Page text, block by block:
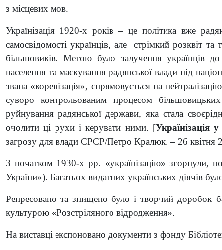
з місцевих мов.
Українізація 1920-х років – це політика вже
самосвідомості українців, але стрімкий розквіт
більшовиків. Метою було залучення українців
населення та маскування радянської влади під
звана «коренізація», спрямовується на
суворо контрольованим процесом
руйнування радянської держави, яка стала
очолити ці рухи і керувати ними. [Українізація
загрозу для влади СРСР/Петро Кралюк. – 26
З початком 1930-х рр. «українізацію» згорнули,
України»). Багатьох видатних українських діячів
Репресовано та знищено було і творчий доробок
культурою «Розстріляного відродження».
На виставці експоновано документи з фонду